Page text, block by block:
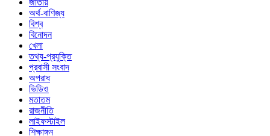
জাতীয়
অর্থ-বাণিজ্য
বিশ্ব
বিনোদন
খেলা
তথ্য-প্রযুক্তি
প্রবাসী সংবাদ
অপরাধ
ভিডিও
মতাতম
রাজনীতি
লাইফস্টাইল
শিক্ষাঙ্গন